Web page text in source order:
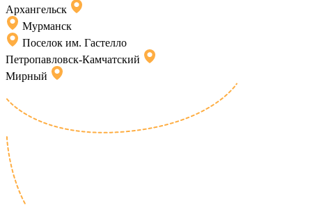
Архангельск
Мурманск
Поселок им. Гастелло
Петропавловск-Камчатский
Мирный